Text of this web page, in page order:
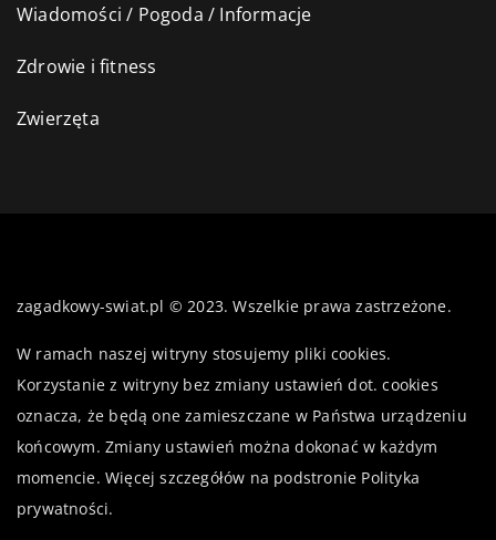
Wiadomości / Pogoda / Informacje
Zdrowie i fitness
Zwierzęta
zagadkowy-swiat.pl © 2023. Wszelkie prawa zastrzeżone.
W ramach naszej witryny stosujemy pliki cookies.
Korzystanie z witryny bez zmiany ustawień dot. cookies
oznacza, że będą one zamieszczane w Państwa urządzeniu
końcowym. Zmiany ustawień można dokonać w każdym
momencie. Więcej szczegółów na podstronie Polityka
prywatności.